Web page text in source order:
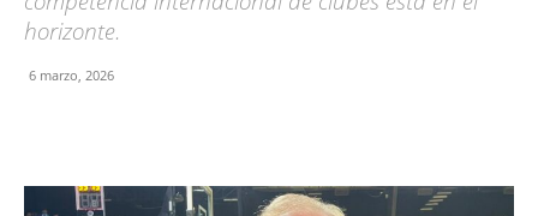
horizonte.
6 marzo, 2026